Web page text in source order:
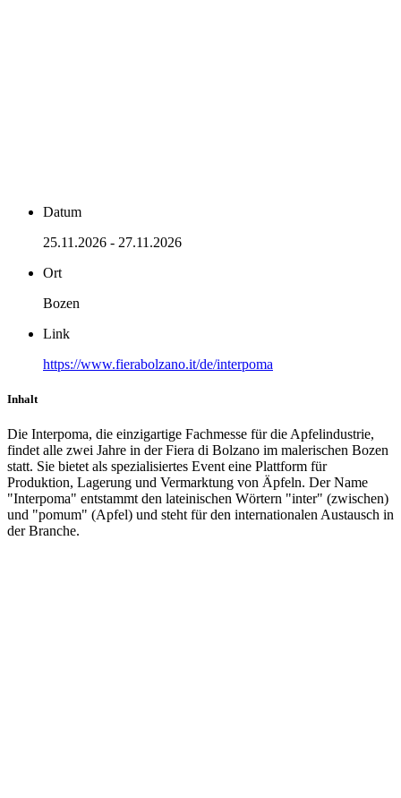
Datum
25.11.2026 - 27.11.2026
Ort
Bozen
Link
https://www.fierabolzano.it/de/interpoma
Inhalt
Die Interpoma, die einzigartige Fachmesse für die Apfelindustrie,
findet alle zwei Jahre in der Fiera di Bolzano im malerischen Bozen
statt. Sie bietet als spezialisiertes Event eine Plattform für
Produktion, Lagerung und Vermarktung von Äpfeln. Der Name
"Interpoma" entstammt den lateinischen Wörtern "inter" (zwischen)
und "pomum" (Apfel) und steht für den internationalen Austausch in
der Branche.